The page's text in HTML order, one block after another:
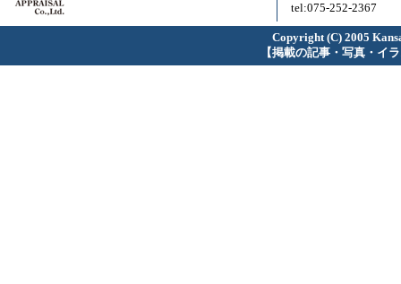
tel:075-252-2367
Copyright (C) 2005
【掲載の記事・写真・イラ